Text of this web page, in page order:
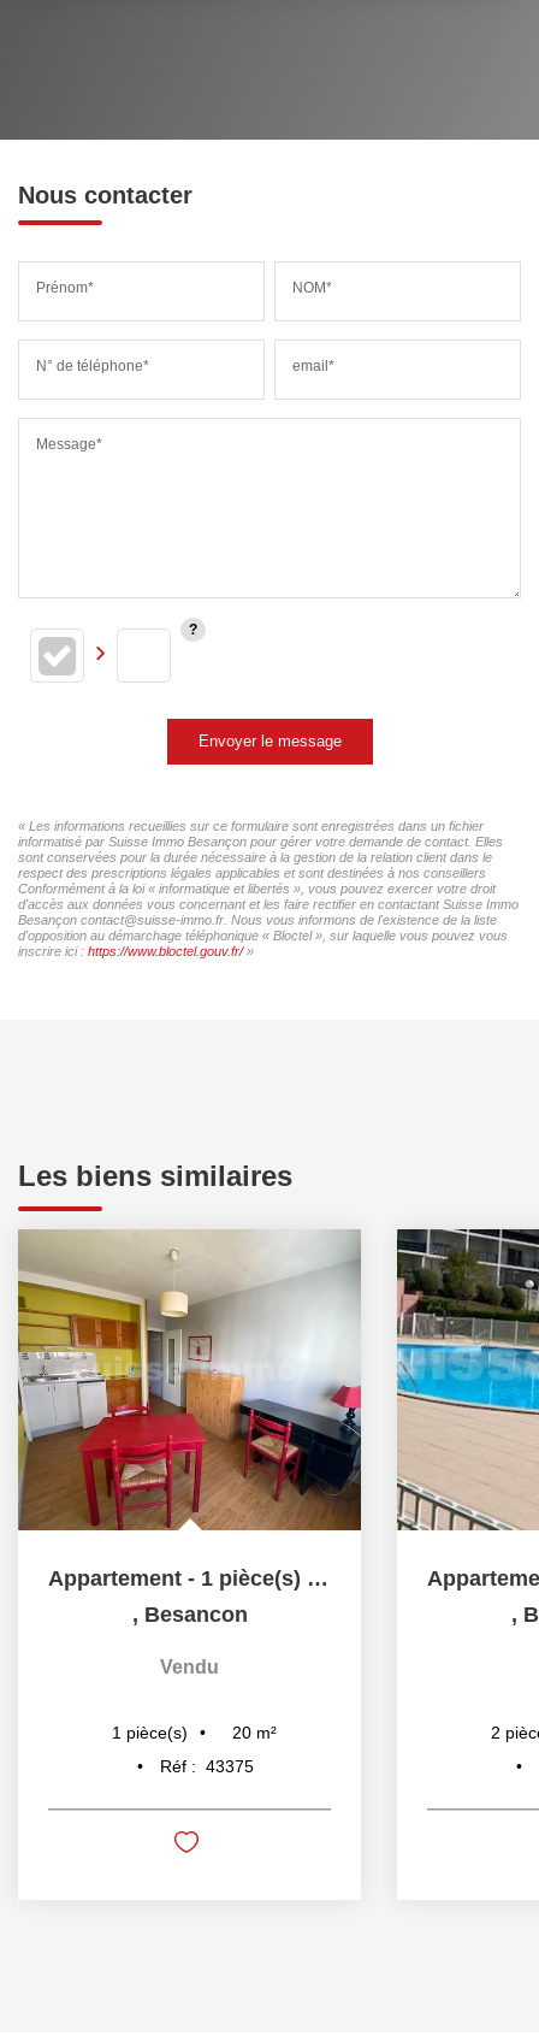
Nous contacter
Prénom* NOM*
N° de téléphone* email*
Message*
Envoyer le message
« Les informations recueillies sur ce formulaire sont enregistrées dans un fichier
informatisé par Suisse Immo Besançon pour gérer votre demande de contact. Elles
sont conservées pour la durée nécessaire à la gestion de la relation client dans le
respect des prescriptions légales applicables et sont destinées à nos conseillers
Conformément à la loi « informatique et libertés », vous pouvez exercer votre droit
d'accès aux données vous concernant et les faire rectifier en contactant Suisse Immo
Besançon contact@suisse-immo.fr. Nous vous informons de l'existence de la liste
d'opposition au démarchage téléphonique « Bloctel », sur laquelle vous pouvez vous
inscrire ici : https://www.bloctel.gouv.fr/»
Les biens similaires
Appartement - 1 pièce(s) - 20.42 m2
, Besancon
Vendu
1 pièce(s) 20 m²
Réf : 43375
,
2